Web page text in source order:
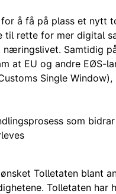
å få på plass et nytt
til rette for mer digital
Samtidig
at EU og andre EØS-
Single
som
Tolletaten blant
Tolletaten har